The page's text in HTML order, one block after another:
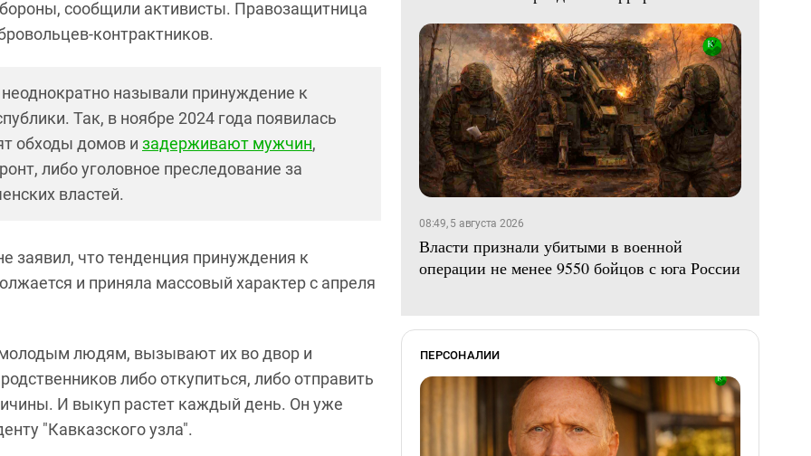
сообщили активисты. Правозащитница
контрактников.
называли принуждение к
Так, в ноябре 2024 года появилась
обходы домов и задерживают мужчин,
либо уголовное преследование за
властей.
заявил, что тенденция принуждения к
и приняла массовый характер с апреля
людям, вызывают их во двор и
либо откупиться, либо отправить
И выкуп растет каждый день. Он уже
"Кавказского узла".
08:49, 5 августа 2026
Власти признали убитыми в военной
операции не менее 9550 бойцов с юга России
ПЕРСОНАЛИИ